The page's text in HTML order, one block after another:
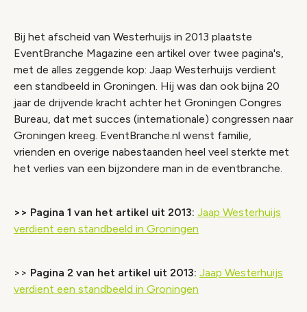
Bij het afscheid van Westerhuijs in 2013 plaatste
EventBranche Magazine een artikel over twee pagina's,
met de alles zeggende kop: Jaap Westerhuijs verdient
een standbeeld in Groningen. Hij was dan ook bijna 20
jaar de drijvende kracht achter het Groningen Congres
Bureau, dat met succes (internationale) congressen naar
Groningen kreeg. EventBranche.nl wenst familie,
vrienden en overige nabestaanden heel veel sterkte met
het verlies van een bijzondere man in de eventbranche.
>> Pagina 1 van het artikel uit 2013: Jaap Westerhuijs
verdient een standbeeld in Groningen
>> Pagina 2 van het artikel uit 2013: Jaap Westerhuijs
verdient een standbeeld in Groningen